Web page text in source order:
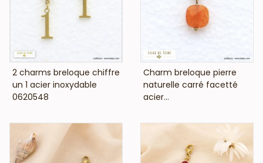
Bi&Jou, Votre fournisseur français pour les professionnels
de la mode et de la beauté, vous annonce que ce collier
fantaisie bohème-chic ne contient pas de nickel, plomb ni
cadmium et est anti-allergique (conformément aux lois
françaises et européennes).
VOIR LE PRIX
2 charms breloque chiffre
un 1 acier inoxydable
0620548
VOIR LE PRIX
Charm breloque pierre
naturelle carré facetté
acier...